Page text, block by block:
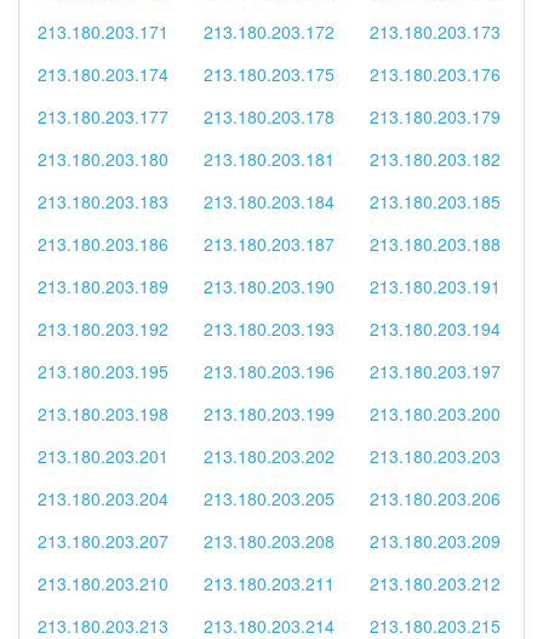
213.180.203.171
213.180.203.172
213.180.203.173
213.180.203.174
213.180.203.175
213.180.203.176
213.180.203.177
213.180.203.178
213.180.203.179
213.180.203.180
213.180.203.181
213.180.203.182
213.180.203.183
213.180.203.184
213.180.203.185
213.180.203.186
213.180.203.187
213.180.203.188
213.180.203.189
213.180.203.190
213.180.203.191
213.180.203.192
213.180.203.193
213.180.203.194
213.180.203.195
213.180.203.196
213.180.203.197
213.180.203.198
213.180.203.199
213.180.203.200
213.180.203.201
213.180.203.202
213.180.203.203
213.180.203.204
213.180.203.205
213.180.203.206
213.180.203.207
213.180.203.208
213.180.203.209
213.180.203.210
213.180.203.211
213.180.203.212
213.180.203.213
213.180.203.214
213.180.203.215